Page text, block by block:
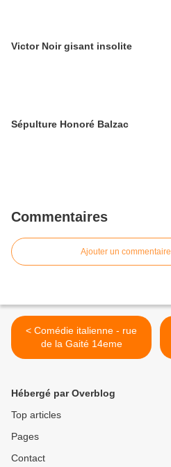
Victor Noir gisant insolite
Sépulture Honoré Balzac
Commentaires
Ajouter un commentaire
< Comédie italienne - rue
de la Gaité 14eme
Hébergé par Overblog
Top articles
Pages
Contact